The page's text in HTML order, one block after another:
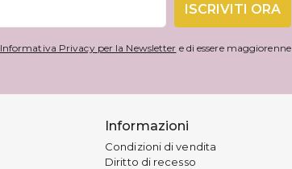
ISCRIVITI ORA
Informativa Privacy per la Newsletter e di essere maggiorenne
Informazioni
Condizioni di vendita
Diritto di recesso